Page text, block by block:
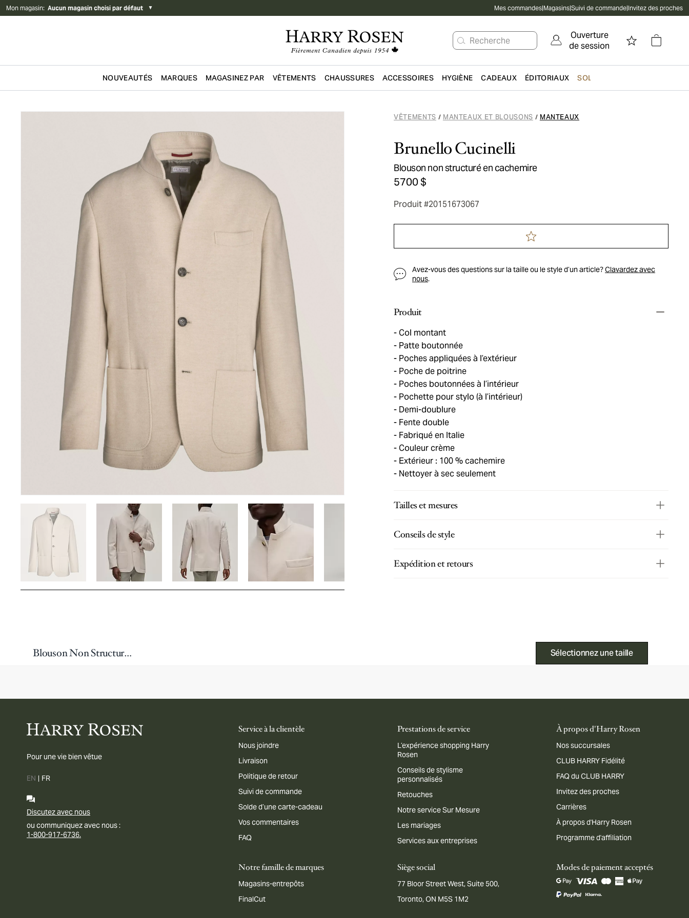
Mon magasin: Aucun magasin choisi par défaut ▼ Mes commandes|Magasins|Suivi de commande|Invitez des proches
Recherche
Ouverture
de session
Passer au contenu principal
NOUVEAUTÉS MARQUES MAGASINEZ PAR VÊTEMENTS CHAUSSURES ACCESSOIRES HYGIÈNE CADEAUX ÉDITORIAUX SOLDES
VÊTEMENTS / MANTEAUX ET BLOUSONS / MANTEAUX
Brunello Cucinelli
Blouson non structuré en cachemire
5700 $
Produit #20151673067
Avez-vous des questions sur la taille ou le style d’un article?Clavardez avec
nous.
Produit
Col montant
Patte boutonnée
Poches appliquées à l’extérieur
Poche de poitrine
Poches boutonnées à l’intérieur
Pochette pour stylo (à l’intérieur)
Demi-doublure
Fente double
Fabriqué en Italie
Couleur crème
Extérieur : 100 % cachemire
Nettoyer à sec seulement
Tailles et mesures
Conseils de style
Expédition et retours
Blouson Non Structuré En Cachemire Sélectionnez une taille
Pour une vie bien vêtue
EN | FR
Discutez avec nous
ou communiquez avec nous :
1-800-917-6736.
Service à la clientèle
Nous joindre
Livraison
Politique de retour
Suivi de commande
Solde d’une carte-cadeau
Vos commentaires
FAQ
Prestations de service
L’expérience shopping Harry
Rosen
Conseils de stylisme
personnalisés
Retouches
Notre service Sur Mesure
Les mariages
Services aux entreprises
À propos d'Harry Rosen
Nos succursales
CLUB HARRY Fidélité
FAQ du CLUB HARRY
Invitez des proches
Carrières
À propos d'Harry Rosen
Programme d'affiliation
Notre famille de marques
Magasins-entrepôts
FinalCut
Siège social
77 Bloor Street West, Suite 500,
Toronto, ON M5S 1M2
Modes de paiement acceptés